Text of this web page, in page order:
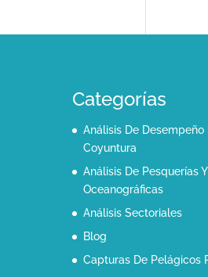
Categorías
Análisis De Desempeño
Coyuntura
Análisis De Pesquerías
Oceanográficas
Análisis Sectoriales
Blog
Capturas De Pelágicos